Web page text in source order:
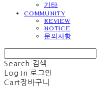
기타
COMMUNITY
REVIEW
NOTICE
문의사항
Search 검색
Log In 로그인
Cart장바구니